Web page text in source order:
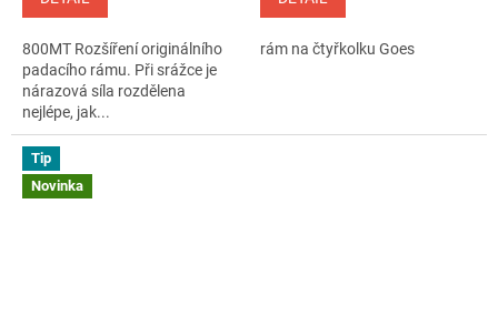
800MT Rozšíření originálního
padacího rámu. Při srážce je
nárazová síla rozdělena
nejlépe, jak...
rám na čtyřkolku Goes
Tip
Novinka